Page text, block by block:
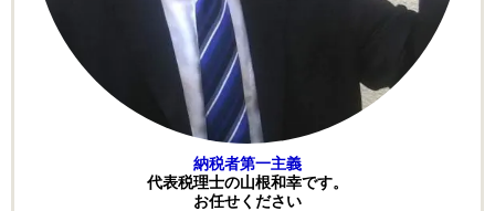
納税者第一主義
代表税理士の山根和幸です。
お任せください